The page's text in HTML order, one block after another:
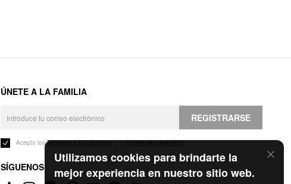
Utilizamos cookies para brindarte la
mejor experiencia en nuestro sitio web.
ÚNETE A LA FAMILIA
REGISTRARSE
Acepto losTérminos y Condicionesy laPolítica de privacidad.
SÍGUENOS